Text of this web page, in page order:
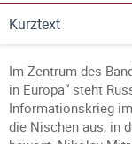
Kurztext
Im Zentrum des
in Europa“ steht
Informationskrieg
die Nischen aus, in